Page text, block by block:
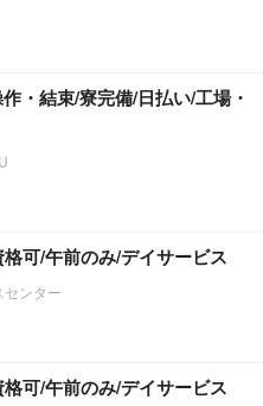
・結束/寮完備/日払い/工場・
可/午前のみ/デイサービス
ンター
可/午前のみ/デイサービス